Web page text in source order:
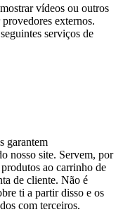
vídeos ou outros
externos.
serviços de
garantem
nosso site. Servem, por
ao carrinho de
de cliente. Não é
ti a partir disso e os
com terceiros.